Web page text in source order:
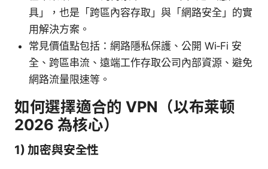
具」，也是「跨區內容存取」與「網路安全」的實
用解決方案。
常見價值點包括：網路隱私保護、公開 Wi‑Fi 安
全、跨區串流、遠端工作存取公司內部資源、避免
網路流量限速等。
如何選擇適合的 VPN（以布莱顿
2026 為核心）
1) 加密與安全性